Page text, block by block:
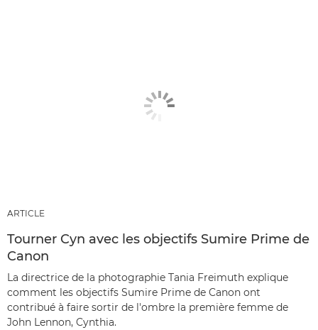
ARTICLE
Tourner Cyn avec les objectifs Sumire Prime de
Canon
La directrice de la photographie Tania Freimuth explique
comment les objectifs Sumire Prime de Canon ont
contribué à faire sortir de l'ombre la première femme de
John Lennon, Cynthia.